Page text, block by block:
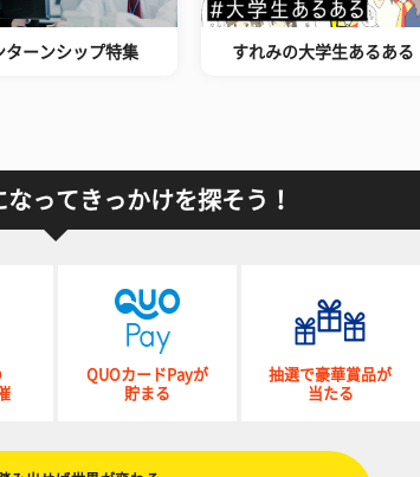
ターンシップ特集 すれみの大学生あるある
ってきっかけを探そう！
QUOカードPayが
貯まる
抽選で豪華賞品が
当たる